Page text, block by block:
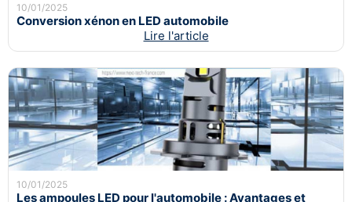
10/01/2025
Conversion xénon en LED automobile
Lire l'article
10/01/2025
Les ampoules LED pour l'automobile : Avantages et